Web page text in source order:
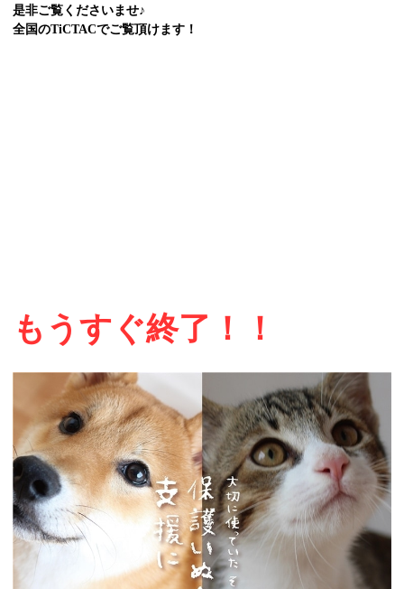
是非ご覧くださいませ♪
全国のTiCTACでご覧頂けます！
もうすぐ終了！！